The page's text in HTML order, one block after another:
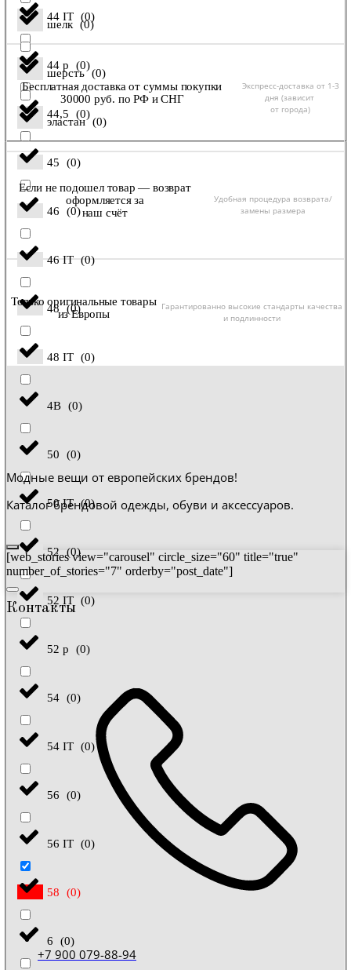
44 IT (0)
44 р (0)
44,5 (0)
45 (0)
46 (0)
46 IT (0)
48 (0)
48 IT (0)
4B (0)
50 (0)
50 IT (0)
52 (0)
52 IT (0)
52 р (0)
54 (0)
54 IT (0)
56 (0)
56 IT (0)
58 (0)
6 (0)
шелк (0)
шерсть (0)
эластан (0)
Бесплатная доставка от суммы покупки
30000 руб. по РФ и СНГ
Экспресс-доставка от 1-3
дня (зависит
от города)
Если не подошел товар — возврат
оформляется за
наш счёт
Удобная процедура возврата/
замены размера
Только оригинальные товары
из Европы
Гарантированно высокие стандарты качества
и подлинности
Модные вещи от европейских брендов!
Каталог брендовой одежды, обуви и аксессуаров.
[web_stories view="carousel" circle_size="60" title="true"
number_of_stories="7" orderby="post_date"]
Контакты
+7 900 079-88-94